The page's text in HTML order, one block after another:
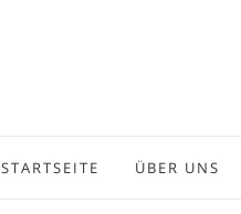
STARTSEITE ÜBER UNS